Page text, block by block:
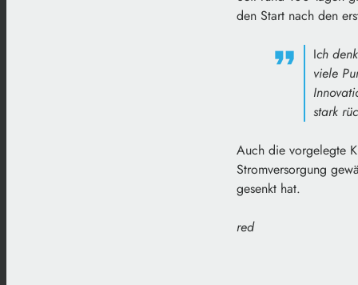
den Start nach den
Ich
viele
stark
Auch die vorgelegte
Stromversorgung
gesenkt hat.
red